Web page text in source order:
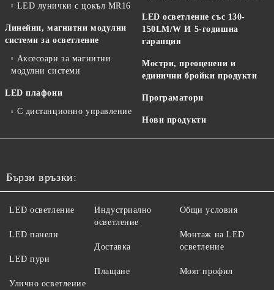
LED лунички с цокъл MR16
Линейни, магнитни модулни
системи за осветление
Аксесоари за магнитни
модулни системи
LED плафони
С дистанционно управление
LED осветление със 130-
150LM/W И 5-годишна
гаранция
Мостри, преоценени и
единични бройки продукти
Програматори
Нови продукти
Бързи връзки:
LED осветление
LED панели
LED пури
Улично осветление
Индустриално
осветление
Доставка
Плащане
Общи условия
Монтаж на LED
осветление
Моят профил